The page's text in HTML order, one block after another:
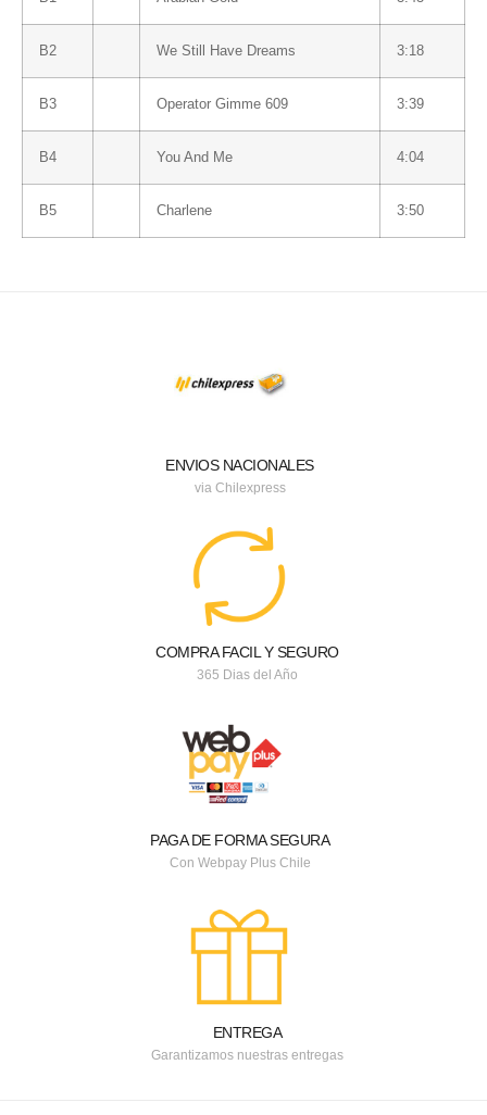
B2 We Still Have Dreams 3:18
B3 Operator Gimme 609 3:39
B4 You And Me 4:04
B5 Charlene 3:50
ENVIOS NACIONALES
via Chilexpress
COMPRA FACIL Y SEGURO
365 Dias del Año
PAGA DE FORMA SEGURA
Con Webpay Plus Chile
ENTREGA
Garantizamos nuestras entregas